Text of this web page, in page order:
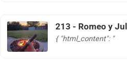
213 - Romeo y
{ "html_content": "